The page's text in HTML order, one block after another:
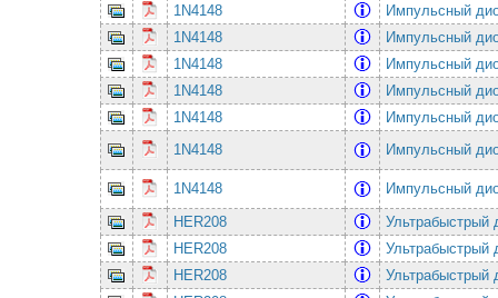
1N4148
Импульсный
1N4148
Импульсный
1N4148
Импульсный
1N4148
Импульсный
1N4148
Импульсный
1N4148
Импульсный
1N4148
Импульсный
HER208
HER208
HER208